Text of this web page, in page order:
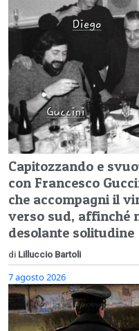
Capitozzando e
con Francesco
che accompagni il
verso sud, affinché
desolante solitudine
di Lilluccio Bartoli
7 agosto 2026